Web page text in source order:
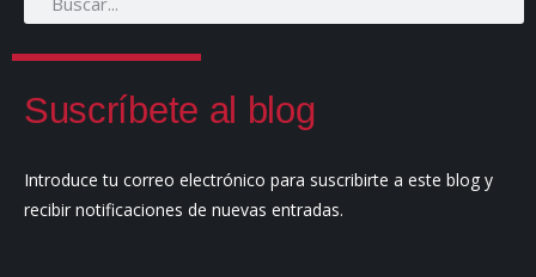
Suscríbete al blog
Introduce tu correo electrónico para suscribirte a este blog y
recibir notificaciones de nuevas entradas.